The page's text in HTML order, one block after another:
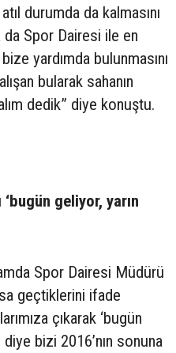
durumda da kalmasını
Spor Dairesi ile en
yardımda bulunmasını
bularak sahanın
dedik” diye konuştu.
geliyor, yarın
Spor Dairesi Müdürü
geçtiklerini ifade
çıkarak ‘bugün
bizi 2016’nın sonuna